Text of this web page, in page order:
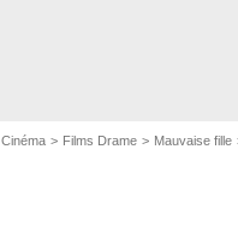
Cinéma Films Drame Mauvaise fille